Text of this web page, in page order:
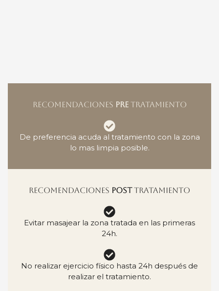
RECOMENDACIONES PRETRATAMIENTO
De preferencia acuda al tratamiento con la zona
lo mas limpia posible.
RECOMENDACIONES POSTTRATAMIENTO
Evitar masajear la zona tratada en las primeras
24h.
No realizar ejercicio físico hasta 24h después de
realizar el tratamiento.